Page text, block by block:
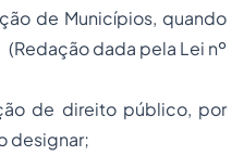
de Municípios, quando
dada pela Lei nº
de direito público, por
designar;